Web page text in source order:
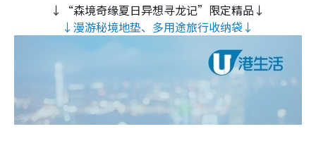
↓“森境奇缘夏日异想寻龙记”限定精品↓
↓漫游秘境地垫、多用途旅行收纳袋↓